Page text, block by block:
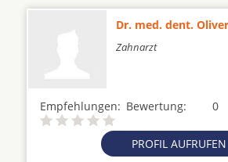
Dr. med. dent.
Zahnarzt
Empfehlungen: 0
Bewertung:
PROFIL AUFRUFEN